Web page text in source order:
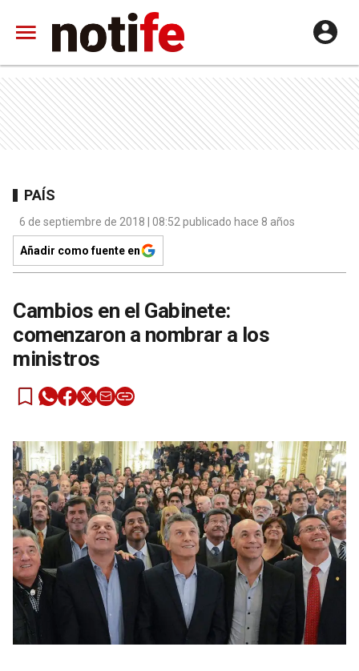
PAÍS
6 de septiembre de 2018 | 08:52 publicado hace 8 años
Añadir como fuente en
Cambios en el Gabinete:
comenzaron a nombrar a los
ministros